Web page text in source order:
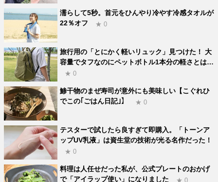
濡らして5秒。首元をひんやり冷やす冷感タオルが
22％オフ
★ 0
旅行用の「とにかく軽いリュック」見つけた！ 大
容量でタフなのにペットボトル1本分の軽さとは…
★ 0
鯵干物のまぜ寿司が意外にも美味しい【こぐれひ
でこの｢ごはん日記｣】
★ 0
テスターで試したら良すぎて即購入。「トーンア
ップUV乳液」は資生堂の技術が光る名作だった！
★ 0
料理は人任せだった私が、公式プレートのおかげ
で「アイラップ使い」になりました
★ 0